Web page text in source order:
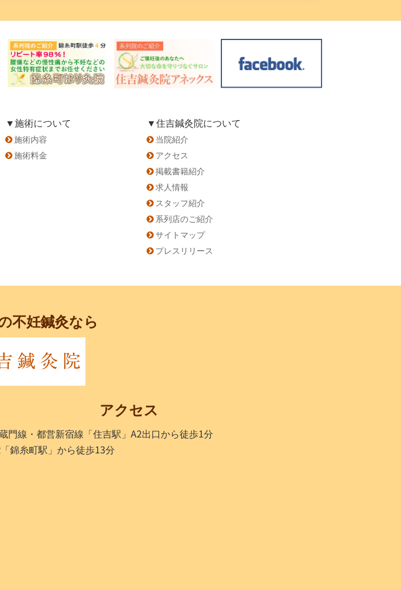
▼施術について
施術内容
施術料金
▼住吉鍼灸院について
当院紹介
アクセス
掲載書籍紹介
求人情報
スタッフ紹介
系列店のご紹介
サイトマップ
プレスリリース
不妊鍼灸なら
アクセス
門線・都営新宿線「住吉駅」A2出口から徒歩1分
錦糸町駅」から徒歩13分